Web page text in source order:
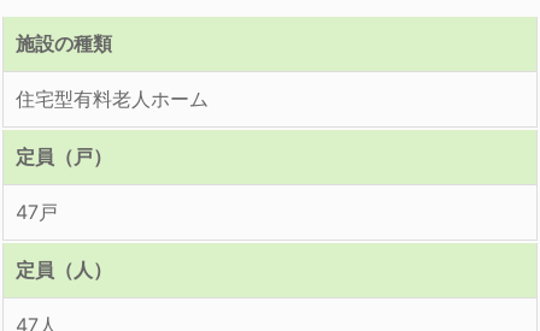
施設の種類
住宅型有料老人ホーム
定員（戸）
47戸
定員（人）
47人